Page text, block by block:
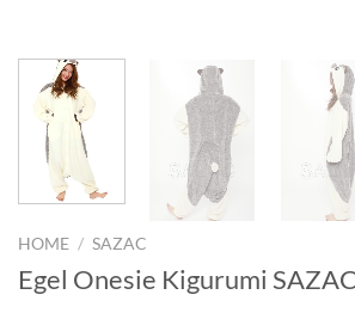
HOME / SAZAC
Egel Onesie Kigurumi SAZAC